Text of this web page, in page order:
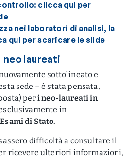
clicca qui per
nei laboratori di analisi, la
qui per scaricare le slide
laureati
sottolineato e
sede – è stata pensata,
peri neo-laureati in
in
di Stato.
difficoltà a consultare il
ricevere ulteriori informazioni,